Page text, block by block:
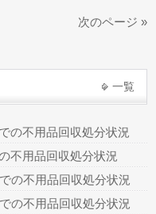
次のページ »
一覧
の不用品回収処分状況
不用品回収処分状況
の不用品回収処分状況
の不用品回収処分状況